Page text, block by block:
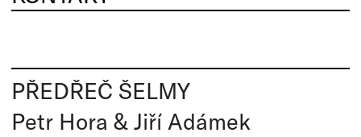
PŘEDŘEČ ŠELMY
Petr Hora & Jiří Adámek